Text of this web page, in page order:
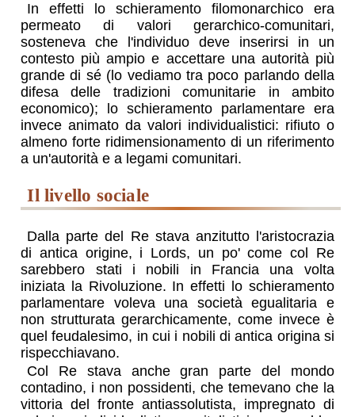
In effetti lo schieramento filomonarchico era
permeato di valori gerarchico-comunitari,
sosteneva che l'individuo deve inserirsi in un
contesto più ampio e accettare una autorità più
grande di sé (lo vediamo tra poco parlando della
difesa delle tradizioni comunitarie in ambito
economico); lo schieramento parlamentare era
invece animato da valori individualistici: rifiuto o
almeno forte ridimensionamento di un riferimento
a un'autorità e a legami comunitari.
il livello sociale
Dalla parte del Re stava anzitutto l'aristocrazia
di antica origine, i Lords, un po' come col Re
sarebbero stati i nobili in Francia una volta
iniziata la Rivoluzione. In effetti lo schieramento
parlamentare voleva una società egualitaria e
non strutturata gerarchicamente, come invece è
quel feudalesimo, in cui i nobili di antica origina si
rispecchiavano.
Col Re stava anche gran parte del mondo
contadino, i non possidenti, che temevano che la
vittoria del fronte antiassolutista, impregnato di